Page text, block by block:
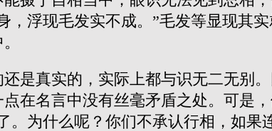
，浮现毛发实不成。”毛发等显现其
是真实的，实际上都与识无二无别
在名言中没有丝毫矛盾之处。可是
为什么呢？你们不承认行相，如果